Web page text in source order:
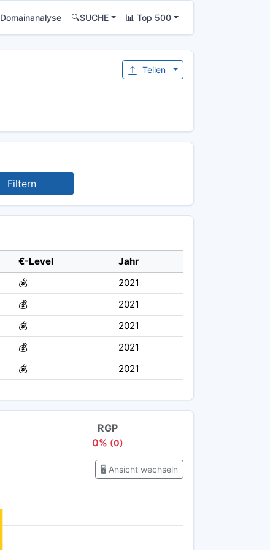
Domainanalyse 🔍SUCHE 📊 Top 500
Teilen
Filtern
€-Level
Jahr
💰
2021
💰
2021
💰
2021
💰
2021
💰 2021
RGP
0% (0)
🖥️ Ansicht wechseln